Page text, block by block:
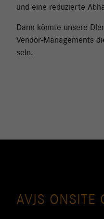
und eine reduzierte
Dann könnte unsere
Vendor-Managements
sein.
AVJS ONSITE